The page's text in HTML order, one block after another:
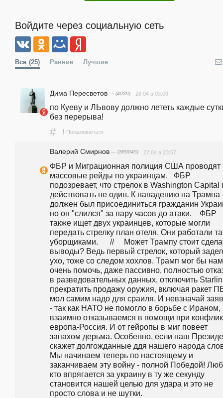
Войдите через социальную сеть
Все (25) Ранние Лучшие
Дима Пересветов — (4039) 28.04 в 03:09
по Куеву и ЛЬвову должно лететь каждые
без перерыва!
# ! Пожаловаться
Валерий Смирнов — (389045) 27.04 в 23:57
ФБР и Миграционная полиция США проводят
массовые рейды по украинцам.   ФБР
подозревает, что стрелок в Washington Capital
действовать не один. К нападению на Трампа
должен был присоединиться гражданин
но он "слился" за пару часов до атаки.    ФБР
также ищет двух украинцев, которые могли
передать стрелку план отеля. Они работали
уборщиками.      //     Может Трампу стоит
выводы? Ведь первый стрелок, который
ухо, тоже со следом хохлов. Трамп мог бы нам
очень помочь, даже пассивно, полностью
в разведовательных данных, отключить
прекратить продажу оружия, включая ракет
мол самим надо для сраиля. И невзначай
- так как НАТО не помогло в борьбе с Ираном,
взаимно отказываемся в помощи при
европа-Россия. И от гейропы в миг повеет
запахом дерьма. Особенно, если наш
скажет долгожданные ддя нашего народа
Мы начинаем теперь по настоящему и
заканчиваем эту войну - полной Победой!
кто впрягается за украину в ту же секунду
становится нашей целью для удара и это не
просто слова и не шутки.